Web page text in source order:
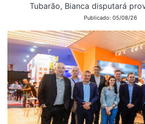
Tubarão, Bianca disputará
Publicado: 05/08/26